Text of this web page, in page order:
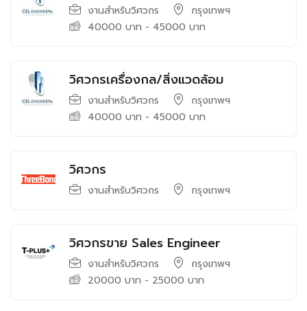
งานสำหรับวิศวกร
กรุงเทพฯ
40000 บาท - 45000 บาท
วิศวกรเครื่องกล/สิ่งแวดล้อม
งานสำหรับวิศวกร
กรุงเทพฯ
40000 บาท - 45000 บาท
วิศวกร
งานสำหรับวิศวกร กรุงเทพฯ
วิศวกรขาย Sales Engineer
งานสำหรับวิศวกร
กรุงเทพฯ
20000 บาท - 25000 บาท